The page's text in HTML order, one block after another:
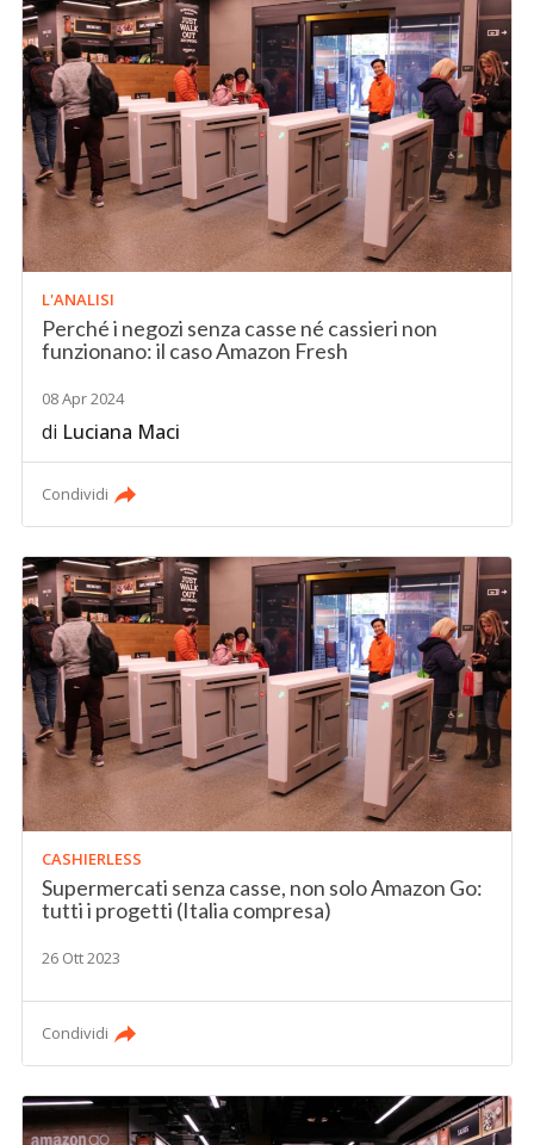
L'ANALISI
Perché i negozi senza casse né cassieri non
funzionano: il caso Amazon Fresh
08 Apr 2024
di Luciana Maci
Condividi
CASHIERLESS
Supermercati senza casse, non solo Amazon Go:
tutti i progetti (Italia compresa)
26 Ott 2023
Condividi